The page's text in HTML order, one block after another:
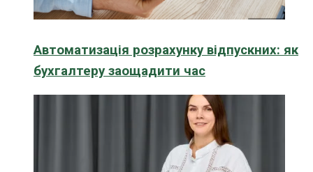
Автоматизація розрахунку відпускних: як
бухгалтеру заощадити час